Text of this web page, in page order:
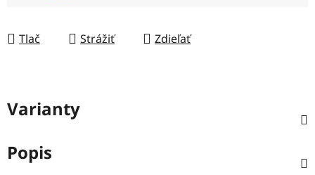
Tlač Strážiť Zdieľať
Varianty
Popis